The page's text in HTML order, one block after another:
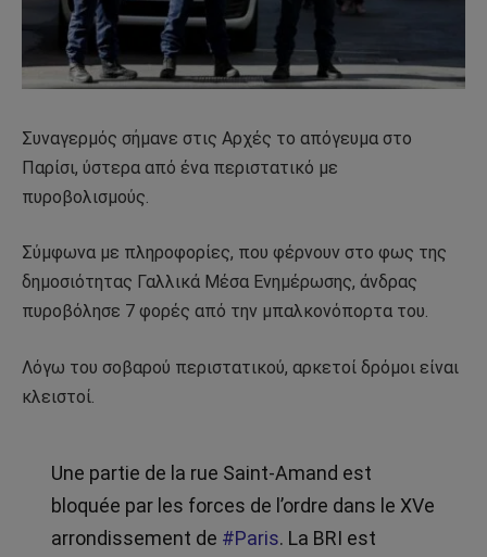
Συναγερμός σήμανε στις Αρχές το απόγευμα στο
Παρίσι, ύστερα από ένα περιστατικό με
πυροβολισμούς.
Σύμφωνα με πληροφορίες, που φέρνουν στο φως της
δημοσιότητας Γαλλικά Μέσα Ενημέρωσης, άνδρας
πυροβόλησε 7 φορές από την μπαλκονόπορτα του.
Λόγω του σοβαρού περιστατικού, αρκετοί δρόμοι είναι
κλειστοί.
Une partie de la rue Saint-Amand est
bloquée par les forces de l’ordre dans le XVe
arrondissement de #Paris. La BRI est